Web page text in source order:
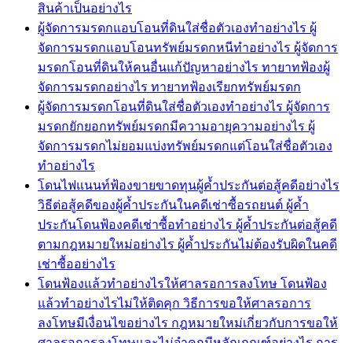
สินค้าเป็นอย่างไร
ผู้จัดการมรดกแอบโอนที่ดินใส่ชื่อตัวเองทำอย่างไร ผู้
จัดการมรดกแอบโอนทรัพย์มรดกหนีทำอย่างไร ผู้จัดการ
มรดกโอนที่ดินให้คนอื่นแก้ปัญหาอย่างไร ทายาทฟ้องผู้
จัดการมรดกอย่างไร ทายาทฟ้องเรียกทรัพย์มรดก
ผู้จัดการมรดกโอนที่ดินใส่ชื่อตัวเองทำอย่างไร ผู้จัดการ
มรดกยักยอกทรัพย์มรดกมีความอายุความอย่างไร ผู้
จัดการมรดกไม่ยอมแบ่งทรัพย์มรดกแต่โอนใส่ชื่อตัวเอง
ทำอย่างไร
โดนไฟแนนท์ฟ้องขายขาดทุนผู้ค้ำประกันต่อสู้คดีอย่างไร
วิธีต่อสู้คดีของผู้ค้ำประกันในคดีเช่าซื้อรถยนต์ ผู้ค้ำ
ประกันโดนฟ้องคดีเช่าซื้อทำอย่างไร ผู้ค้ำประกันต่อสู้คดี
ตามกฎหมายใหม่อย่างไร ผู้ค้ำประกันไม่ต้องรับผิดในคดี
เช่าซื้ออย่างไร
โดนฟ้องแล้วทำอย่างไรให้ศาลรอการลงโทษ โดนฟ้อง
แล้วทำอย่างไรไม่ให้ติดคุก วิธีการขอให้ศาลรอการ
ลงโทษมีเงื่อนไขอย่างไร กฎหมายใหม่เกี่ยวกับการขอให้